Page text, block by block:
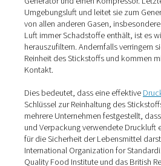
Wie bekomme
Es gibt zwei Möglichkeiten,
erhalten. Einer ist, es bei
jedoch teuer und hat
logistische
Lieferengpässen führen.
Stickstoffbehälter unter Druck
Arbeitssicherheit dar.